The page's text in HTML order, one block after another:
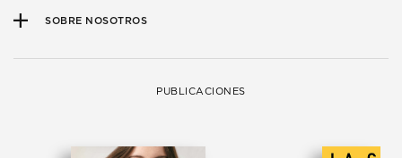
SOBRE NOSOTROS
PUBLICACIONES